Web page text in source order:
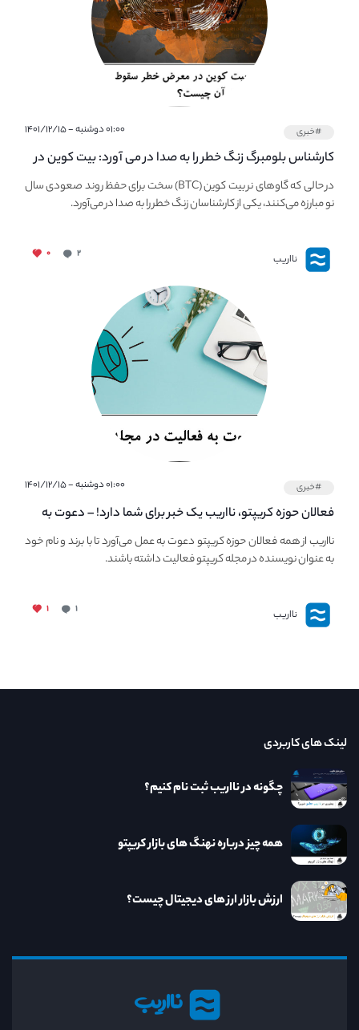
#خبری ۰۱:۰۰ دوشنبه - ۱۴۰۱/۱۲/۱۵
کارشناس بلومبرگ زنگ خطر را به صدا در می آورد: بیت کوین در
معرض خطر سقوط بزرگ است - دلیل آن چیست؟در حالی که گاوهای نر بیت کوین (BTC) سخت برای حفظ روند صعودی سال
نو مبارزه می‌کنند، یکی از کارشناسان زنگ خطر را به صدا در می‌آورد.
نااریب ۲ ۰
#خبری ۰۱:۰۰ دوشنبه - ۱۴۰۱/۱۲/۱۵
فعالان حوزه کریپتو، نااریب یک خبر برای شما دارد! – دعوت به
فعالیت در مجله کریپتو
نااریب از همه فعالان حوزه کریپتو دعوت به عمل می‌آورد تا با برند و نام خود
به عنوان نویسنده در مجله کریپتو فعالیت داشته باشند.
نااریب ۱ ۱
نااریب
لینک های کاربردی
چگونه در نااریب ثبت نام کنیم؟
همه چیز درباره نهنگ های بازار کریپتو
ارزش بازار ارز های دیجیتال چیست؟